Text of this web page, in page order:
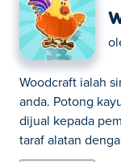
Woodcraft ialah
anda. Potong
dijual kepada
taraf alatan